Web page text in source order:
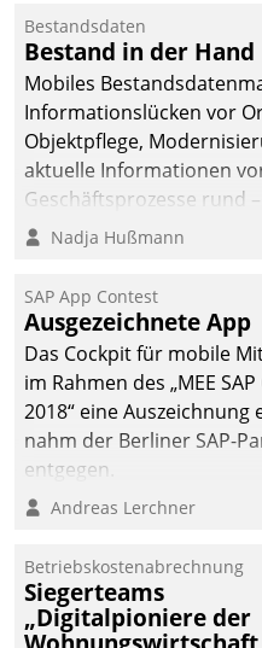
Bestandsdaten
Bestand in der Hand
Mobiles
Informationslücken vor
Objektpflege,
aktuelle Informationen
Geschäftsprozesse rund
Nadja Hußmann
SAP App Contest
Ausgezeichnete App
Das Cockpit für mobile
im Rahmen des „MEE
2018“ eine
nahm der Berliner SAP-
entgegen.
Andreas Lerchner
Betriebskostenabrechnung
Siegerteams
„Digitalpioniere der